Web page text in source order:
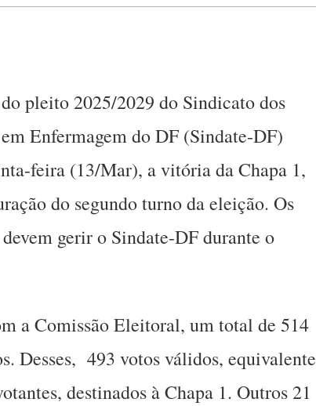
pleito 2025/2029 do Sindicato dos
Enfermagem do DF (Sindate-DF)
feira (13/Mar), a vitória da Chapa 1,
do segundo turno da eleição. Os
gerir o Sindate-DF durante o
a Comissão Eleitoral, um total de 514
Desses, 493 votos válidos, equivalente
destinados à Chapa 1. Outros 21